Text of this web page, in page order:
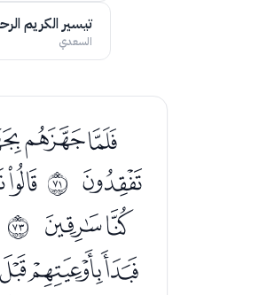
تيسير الكريم
السعدي
ﭥ ﱆ
ﭾﭿ ﱈ